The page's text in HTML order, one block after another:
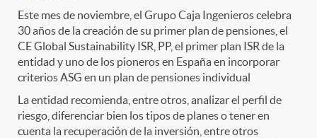
Este mes de noviembre, el Grupo Caja Ingenieros celebra
30 años de la creación de su primer plan de pensiones, el
CE Global Sustainability ISR, PP, el primer plan ISR de la
entidad y uno de los pioneros en España en incorporar
criterios ASG en un plan de pensiones individual
La entidad recomienda, entre otros, analizar el perfil de
riesgo, diferenciar bien los tipos de planes o tener en
cuenta la recuperación de la inversión, entre otros